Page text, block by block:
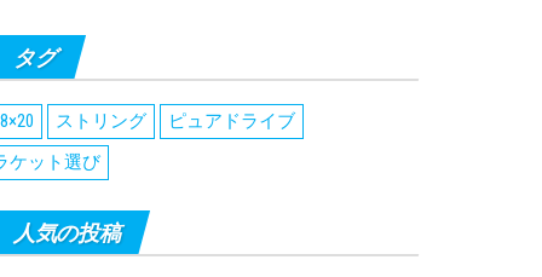
タグ
ストリング
ピュアドライブ
ケット選び
人気の投稿